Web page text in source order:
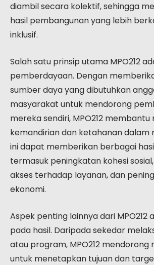
diambil secara kolektif, sehingga
hasil pembangunan yang lebih
inklusif.
Salah satu prinsip utama MPO212
pemberdayaan. Dengan
sumber daya yang dibutuhkan
masyarakat untuk mendorong
mereka sendiri, MPO212
kemandirian dan ketahanan dalam
ini dapat memberikan berbagai
termasuk peningkatan kohesi
akses terhadap layanan, dan
ekonomi.
Aspek penting lainnya dari MPO212
pada hasil. Daripada sekedar
atau program, MPO212 mendorong
untuk menetapkan tujuan dan